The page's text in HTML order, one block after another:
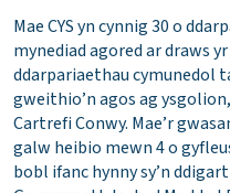
Mae CYS yn cynnig 30 o
mynediad agored ar draws
ddarpariaethau cymunedol
gweithio’n agos ag
Cartrefi Conwy. Mae’r
galw heibio mewn 4 o
bobl ifanc hynny sy’n